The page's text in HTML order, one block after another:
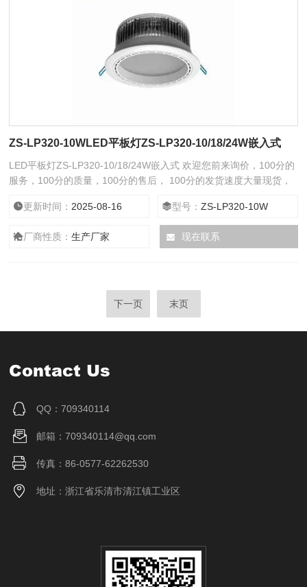
ZS-LP320-10WLED平板灯ZS-LP320-10/18/24W嵌入式
LED平板灯ZS-LP320-10/18/24W嵌入式 欢迎您前来询价，100分的
服务，100分的质量，100分的售后， 100分的发货速度大量现货，
信息，
更新时间： 2025-08-16 型号：ZS-LP320-10W
厂商性质：生产厂家 现在联系
下一页 末页
Contact Us
QQ：709340114
邮箱：709340114@qq.com
传真：86-0577-62262530
地址：浙江省乐清市清江镇工业区